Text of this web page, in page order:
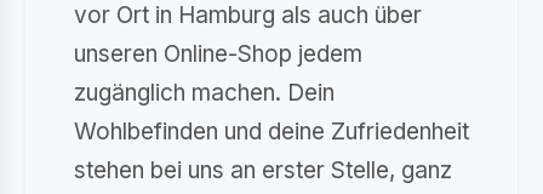
vor Ort in Hamburg als auch über
unseren Online-Shop jedem
zugänglich machen. Dein
Wohlbefinden und deine Zufriedenheit
stehen bei uns an erster Stelle, ganz